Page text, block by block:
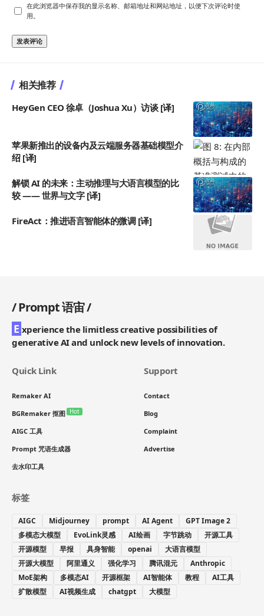
在此浏览器中保存我的显示名称、邮箱地址和网站地址，以便下次评论时使
用。
相关推荐
HeyGen CEO 徐卓（Joshua Xu）访谈 [译]
苹果新推出的设备内及云端服务器基础模型介
绍 [译]
解锁 AI 的未来：主动推理与大语言模型的比
较 —— 世界与文字 [译]
FireAct：推进语言智能体的微调 [译]
/Prompt 语宙/
E xperience the limitless creative possibilities of
generative AI and unlock new levels of innovation.
Quick Link
Remaker AI
BGRemaker 抠图 Hot
AIGC 工具
Prompt 咒语生成器
去水印工具
Support
Contact
Blog
Complaint
Advertise
标签
AIGC Midjourney prompt AI Agent
GPT Image 2
多模态大模型
EvoLink灵感 AI绘画 字节跳动
开源工具
开源模型
早报 具身智能 openai
大语言模型
开源大模型
阿里通义 强化学习 腾讯混元
Anthropic
MoE架构
多模态AI 开源框架 AI智能体 教程
AI工具
扩散模型
AI视频生成 chatgpt 大模型